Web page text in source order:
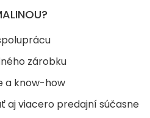
zárobku
a know-how
aj viacero predajní súčasne